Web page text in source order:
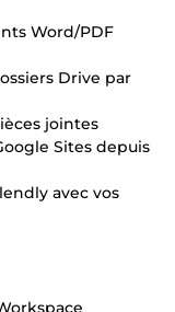
Word/PDF
Drive par
jointes
Sites depuis
avec vos